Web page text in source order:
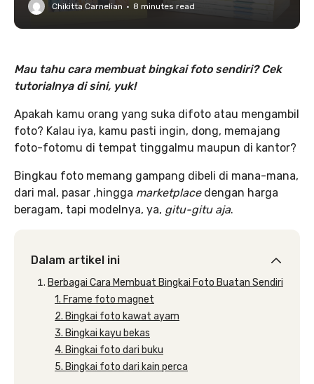
Chikitta Carnelian · 8 minutes read
Mau tahu cara membuat bingkai foto sendiri? Cek
tutorialnya di sini, yuk!
Apakah kamu orang yang suka difoto atau mengambil
foto? Kalau iya, kamu pasti ingin, dong, memajang
foto-fotomu di tempat tinggalmu maupun di kantor?
Bingkau foto memang gampang dibeli di mana-mana,
dari mal, pasar ,hingga marketplacedengan harga
beragam, tapi modelnya, ya, gitu-gitu aja.
Dalam artikel ini
Berbagai Cara Membuat Bingkai Foto Buatan Sendiri
1. Frame foto magnet
2. Bingkai foto kawat ayam
3. Bingkai kayu bekas
4. Bingkai foto dari buku
5. Bingkai foto dari kain perca